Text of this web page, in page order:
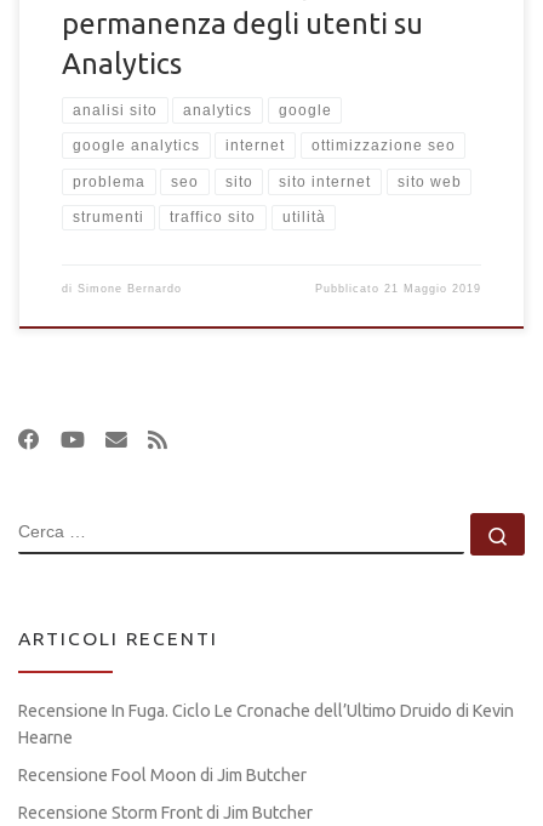
permanenza degli utenti su
Analytics
analisi sito analytics google
google analytics internet ottimizzazione seo
problema seo sito sito internet sito web
strumenti traffico sito utilità
di Simone Bernardo Pubblicato21 Maggio 2019
CERCA
ARTICOLI RECENTI
Recensione In Fuga. Ciclo Le Cronache dell’Ultimo Druido di Kevin
Hearne
Recensione Fool Moon di Jim Butcher
Recensione Storm Front di Jim Butcher